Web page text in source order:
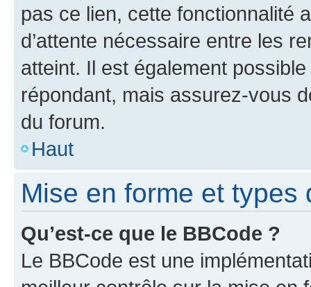
pas ce lien, cette fonctionnalité
d’attente nécessaire entre les
atteint. Il est également
répondant, mais assurez-vous
du forum.
Haut
Mise en forme et types
Qu’est-ce que le BBCode ?
Le BBCode est une